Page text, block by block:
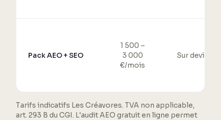
Pack AEO + SEO
1 500 –
3 000
€/mois
Sur devis
Tarifs indicatifs Les Créavores. TVA non applicable,
art. 293 B du CGI. L'audit AEO gratuit en ligne permet